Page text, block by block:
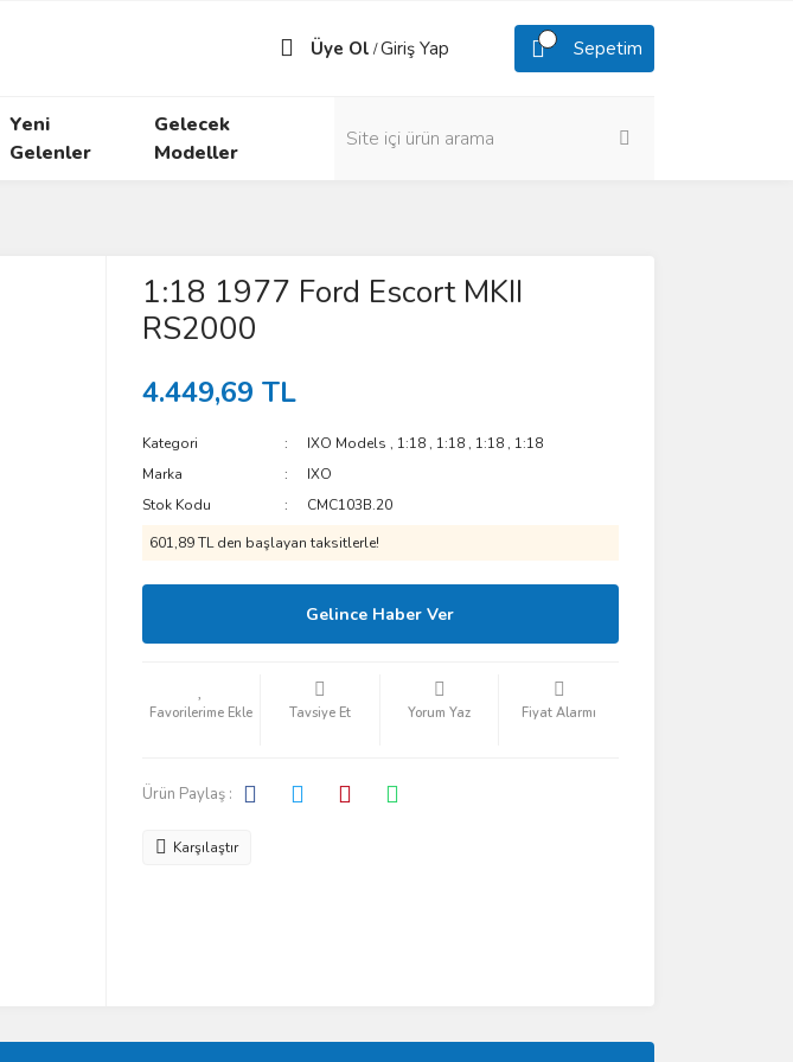
Üye Ol /Giriş Yap Sepetim
Yeni
Gelenler
Gelecek
Modeller
1:18 1977 Ford Escort MKII
RS2000
4.449,69 TL
Kategori IXO Models , 1:18 , 1:18 , 1:18 , 1:18
Marka
IXO
Stok Kodu
CMC103B.20
601,89 TL den başlayan taksitlerle!
Gelince Haber Ver
Tavsiye Et Yorum Yaz Fiyat Alarmı
Ürün Paylaş :
Karşılaştır